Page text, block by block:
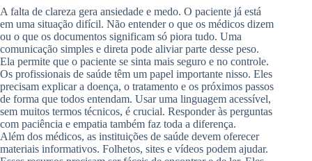
A falta de clareza gera ansiedade e medo. O paciente já está
em uma situação difícil. Não entender o que os médicos dizem
ou o que os documentos significam só piora tudo. Uma
comunicação simples e direta pode aliviar parte desse peso.
Ela permite que o paciente se sinta mais seguro e no controle.
Os profissionais de saúde têm um papel importante nisso. Eles
precisam explicar a doença, o tratamento e os próximos passos
de forma que todos entendam. Usar uma linguagem acessível,
sem muitos termos técnicos, é crucial. Responder às perguntas
com paciência e empatia também faz toda a diferença.
Além dos médicos, as instituições de saúde devem oferecer
materiais informativos. Folhetos, sites e vídeos podem ajudar.